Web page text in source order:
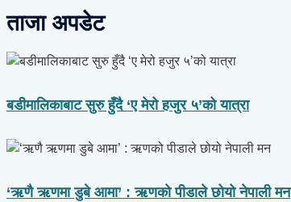
ताजा अपडेट
बडीमालिकाबाट सुरु हुँदै ‘ए मेरो हजुर ५’को यात्रा
‘ऋणै ऋणमा डुबे आमा’ : ऋणको पीडाले छोयो नेपाली मन